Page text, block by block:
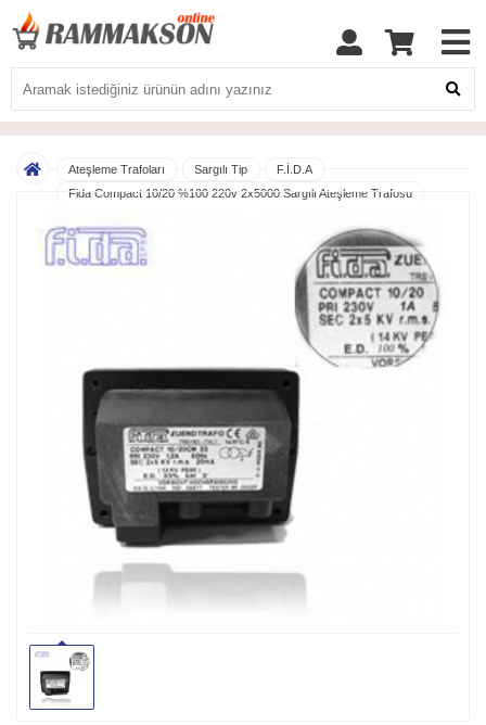
Ateşleme Trafoları Sargılı Tip
F.İ.D.A
Fida Compact 10/20 %100 220v 2x5000 Sargılı Ateşleme Trafosu